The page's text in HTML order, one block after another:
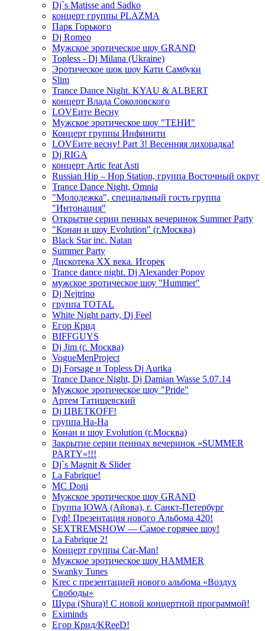
Dj`s Matisse and Sadko
концерт группы PLAZMA
Парк Горького
Dj Romeo
Мужское эротическое шоу GRAND
Topless - Dj Milana (Ukraine)
Эротическое шок шоу Кати Самбуки
Slim
Trance Dance Night. KYAU & ALBERT
концерт Влада Соколовского
LOVEите Весну
Мужское эротическое шоу "ТЕНИ"
Концерт группы Инфинити
LOVEите весну! Part 3! Весенняя лихорадка!
Dj RIGA
концерт Artic feat Asti
Russian Hip – Hop Station, группа Восточный округ
Trance Dance Night, Omnia
"Молодежка", специальный гость группа
"Интонация"
Открытие серии пенных вечеринок Summer Party
"Конан и шоу Evolution" (г.Москва)
Black Star inc. Natan
Summer Party
Дискотека ХХ века. Игорек
Trance dance night. Dj Alexander Popov
мужское эротическое шоу "Hummer"
Dj Nejtrino
группа TOTAL
White Night party, Dj Feel
Егор Крид
BIFFGUYS
Dj Jim (г. Москва)
VogueMenProject
Dj Forsage и Topless Dj Aurika
Trance Dance Night, Dj Damian Wasse 5.07.14
Мужское эротическое шоу "Pride"
Артем Татищевский
Dj ЦВЕТКOFF!
группа На-На
Конан и шоу Evolution (г.Москва)
Закрытие серии пенных вечеринок «SUMMER
PARTY»!!!
Dj`s Magnit & Slider
La Fabrique!
MC Doni
Мужское эротическое шоу GRAND
Группа IOWA (Айова), г. Санкт-Петербург
Гуф! Презентация нового Альбома 420!
SEXTREMSHOW — Самое горячее шоу!
La Fabrique 2!
Концерт группы Car-Man!
Мужское эротическое шоу HAMMER
Swanky Tunes
Krec с презентацией нового альбома «Воздух
Свободы»
Шура (Shura)! С новой концертной программой!
Eximinds
Егор Крид/KReeD!